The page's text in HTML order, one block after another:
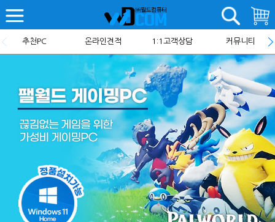
추천PC 온라인견적 1:1고객상담 커뮤니티